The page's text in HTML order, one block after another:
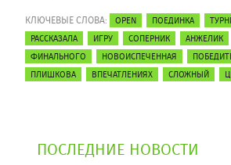
КЛЮЧЕВЫЕ СЛОВА: OPEN ПОЕДИНКА
РАССКАЗАЛА
ИГРУ СОПЕРНИК АНЖЕЛИК
ФИНАЛЬНОГО
НОВОИСПЕЧЕННАЯ
ПЛИШКОВА
ВПЕЧАТЛЕНИЯХ СЛОЖНЫЙ
ПОСЛЕДНИЕ НОВОСТИ